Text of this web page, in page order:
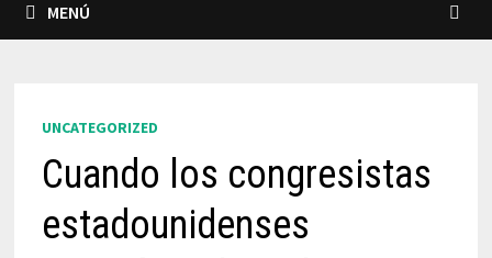
MENÚ
UNCATEGORIZED
Cuando los congresistas
estadounidenses